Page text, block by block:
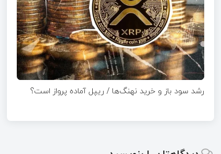
رشد سود باز و خرید نهنگ‌ها / ریپل آماده پرواز است؟